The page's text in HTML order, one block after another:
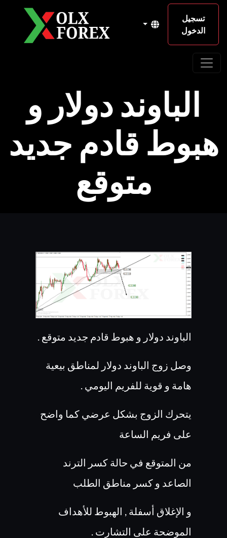
تسجيل
الدخول
الباوند دولار و
هبوط قادم جديد
متوقع
الباوند دولار و هبوط قادم جديد متوقع .
وصل زوج الباوند دولار لمناطق بيعية
هامة و قوية للفريم اليومي .
يتحرك الزوج بشكل عرضي كما واضح
على فريم الساعة
من المتوقع في حالة كسر الترند
الصاعد و كسر مناطق الطلب
و الإغلاق أسفلة , الهبوط للأهداف
الموضحة على التشارت .